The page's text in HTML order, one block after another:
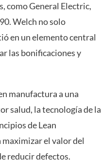
como General Electric,
Welch no solo
en un elemento central
las bonificaciones y
manufactura a una
salud, la tecnología de la
de Lean
el valor del
reducir defectos.